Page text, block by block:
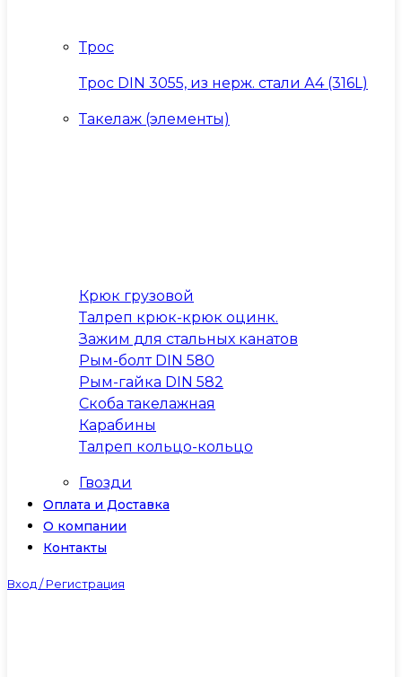
Трос
Трос DIN 3055, из нерж. стали А4 (316L)
Такелаж (элементы)
Крюк грузовой
Талреп крюк-крюк оцинк.
Зажим для стальных канатов
Рым-болт DIN 580
Рым-гайка DIN 582
Скоба такелажная
Карабины
Талреп кольцо-кольцо
Гвозди
Оплата и Доставка
О компании
Контакты
Вход / Регистрация